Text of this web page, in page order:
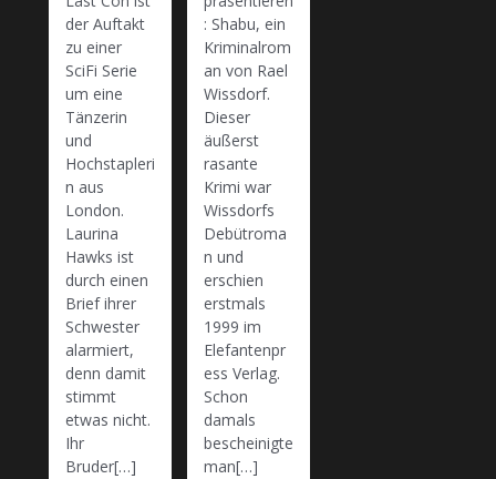
der Auftakt
zu einer
SciFi Serie
um eine
Tänzerin
und
Hochstapleri
n aus
London.
Laurina
Hawks ist
durch einen
Brief ihrer
Schwester
alarmiert,
denn damit
stimmt
etwas nicht.
Ihr
Bruder[…]
: Shabu, ein
Kriminalrom
an von Rael
Wissdorf.
Dieser
äußerst
rasante
Krimi war
Wissdorfs
Debütroma
n und
erschien
erstmals
1999 im
Elefantenpr
ess Verlag.
Schon
damals
bescheinigte
man[…]